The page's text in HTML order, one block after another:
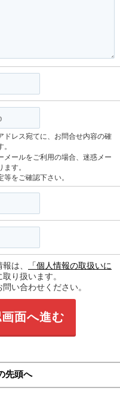
レス宛てに、お問合せ内容の確
ールをご利用の場合、迷惑メー
す。
をご確認下さい。
は、
「個人情報の取扱いに
り扱います。
い合わせください。
面へ進む
先頭へ